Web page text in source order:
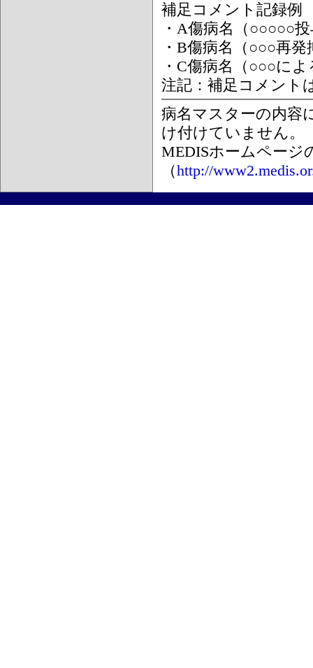
補足コメント記録例
・A傷病名（○○○○○
・B傷病名（○○○再
・C傷病名（○○○に
注記：補足コメント
病名マスターの内容
け付けていません。
MEDISホームページ
（http://